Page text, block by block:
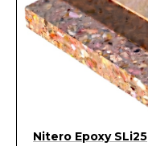
Nitero Epoxy SLi25